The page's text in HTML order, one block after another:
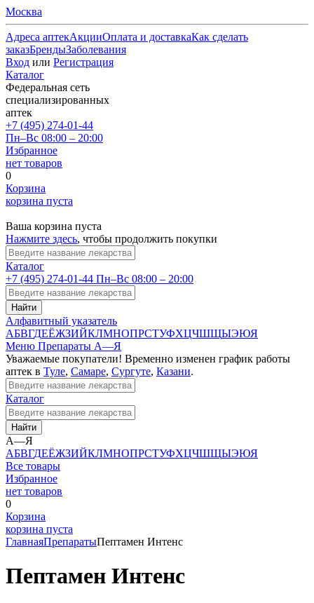
Москва
Адреса аптекАкцииОплата и доставкаКак сделать
заказБрендыЗаболевания
Вход или Регистрация
Каталог
Федеральная сеть
специализированных
аптек
+7 (495) 274-01-44
Пн–Вс 08:00 – 20:00
Избранное
нет товаров
0
Корзина
корзина пуста
Ваша корзина пуста
Нажмите здесь, чтобы продолжить покупки
Каталог
+7 (495) 274-01-44 Пн–Вс 08:00 – 20:00
Найти
Алфавитный указатель
АБВГДЕЁЖЗИЙКЛМНОПРСТУФХЦЧШЩЫЭЮЯ
Меню Препараты А—Я
Уважаемые покупатели! Временно изменен график работы
аптек в Туле, Самаре, Сургуте, Казани.
Каталог
Найти
А—Я
АБВГДЕЁЖЗИЙКЛМНОПРСТУФХЦЧШЩЫЭЮЯ
Все товары
Избранное
нет товаров
0
Корзина
корзина пуста
ГлавнаяПрепаратыПептамен Интенс
Пептамен Интенс